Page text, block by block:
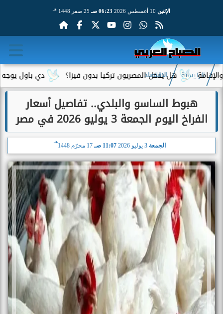
الإثنين 06:23 صـ 25 صفر 1448 هـ
دي باول يوجه رسالة هل يدخل المصريون تركيا بدون فيزا؟
الرئيسية الاقتصاد
هبوط الساسو والبلدي.. تفاصيل أسعار
الفراخ اليوم الجمعة 3 يوليو 2026 في مصر
الجمعة 3 يوليو 2026 11:07 صـ 17 محرّم 1448
هـ